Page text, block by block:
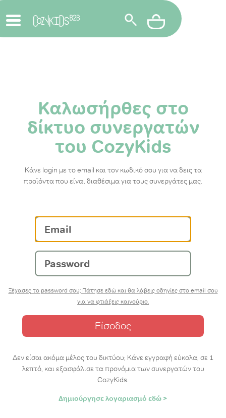
Καλωσήρθες στο
δίκτυο συνεργατών
του CozyKids
Κάνε login με το email και τον κωδικό σου για να δεις τα
προϊόντα που είναι διαθέσιμα για τους συνεργάτες μας.
Ξέχασες το password σου; Πάτησε εδώ και θα λάβεις οδηγίες στο email σου
για να φτιάξεις καινούριο.
Δεν είσαι ακόμα μέλος του δικτύου; Κάνε εγγραφή εύκολα, σε 1
λεπτό, και εξασφάλισε τα προνόμια των συνεργατών του
CozyKids.
Δημιούργησε λογαριασμό εδώ >